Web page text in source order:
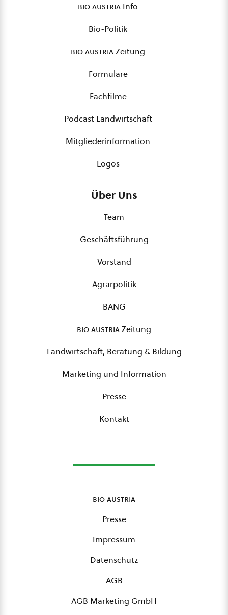
bio austria Info
Bio-Politik
bio austriaZeitung
Formulare
Fachfilme
Podcast Landwirtschaft
Mitgliederinformation
Logos
Über Uns
Team
Geschäftsführung
Vorstand
Agrarpolitik
BANG
bio austriaZeitung
Landwirtschaft, Beratung & Bildung
Marketing und Information
Presse
Kontakt
bio austria
Presse
Impressum
Datenschutz
AGB
AGB Marketing GmbH